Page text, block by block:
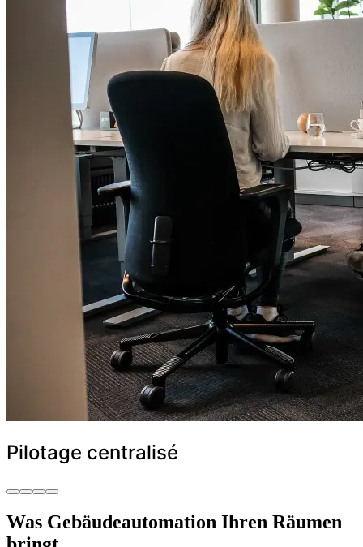
Pilotage centralisé
Was Gebäudeautomation Ihren Räumen